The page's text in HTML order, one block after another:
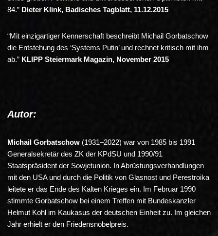
84.” Dieter Klink, Badisches Tagblatt, 11.12.2015
“Mit einzigartiger Kennerschaft beschreibt Michail Gorbatschow
die Entstehung des ‘Systems Putin’ und rechnet kritisch mit ihm
ab.” KLIPP Steiermark Magazin, November 2015
Autor:
Michail Gorbatschow (1931–2022) war von 1985 bis 1991
Generalsekretär des ZK der KPdSU und 1990/91
Staatspräsident der Sowjetunion. In Abrüstungsverhandlungen
mit den USA und durch die Politik von Glasnost und Perestroika
leitete er das Ende des Kalten Krieges ein. Im Februar 1990
stimmte Gorbatschow bei einem Treffen mit Bundeskanzler
Helmut Kohl im Kaukasus der deutschen Einheit zu. Im gleichen
Jahr erhielt er den Friedensnobelpreis.